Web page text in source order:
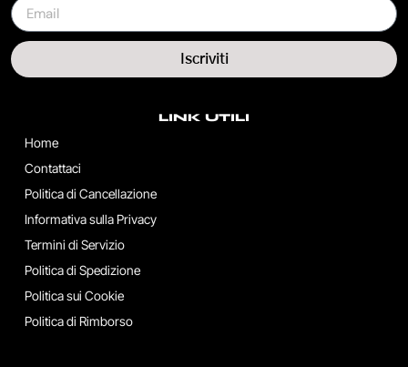
LINK UTILI
Home
Contattaci
Politica di Cancellazione
Informativa sulla Privacy
Termini di Servizio
Politica di Spedizione
Politica sui Cookie
Politica di Rimborso
Iscriviti